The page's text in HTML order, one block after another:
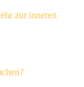
zur inneren